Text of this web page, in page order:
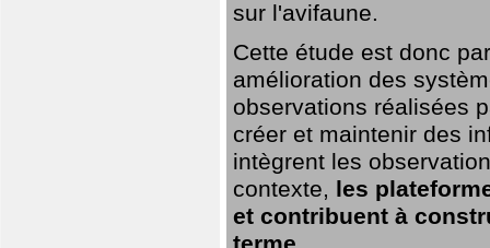
sur l'avifaune.
Cette étude est donc
amélioration des
observations réalisées
créer et maintenir des
intègrent les
contexte, les
et contribuent à